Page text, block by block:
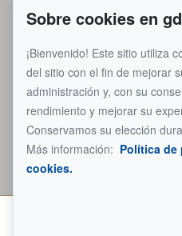
Sobre cookies en
¡Bienvenido! Este sitio utiliza
del sitio con el fin de mejorar
administración y, con su
rendimiento y mejorar su
Conservamos su elección
Más información: Política de
cookies.